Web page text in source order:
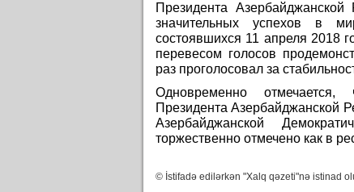
Президента
значительных успехов в
состоявшихся 11 апреля 2018
перевесом голосов
раз проголосовал за
Одновременно отмечается,
Президента Азербайджанской
Азербайджанской
торжественно отмечено как в
© İstifadə edilərkən "Xalq qəzeti"nə istinad